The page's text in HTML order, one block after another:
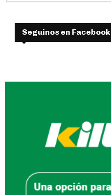
Seguinos en Facebook